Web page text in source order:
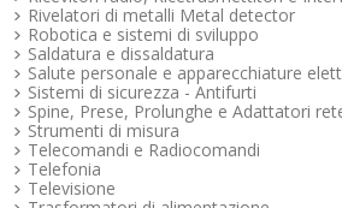
Rivelatori di metalli Metal detector
Robotica e sistemi di sviluppo
Saldatura e dissaldatura
Salute personale e apparecchiature
Sistemi di sicurezza - Antifurti
Spine, Prese, Prolunghe e Adattatori
Strumenti di misura
Telecomandi e Radiocomandi
Telefonia
Televisione